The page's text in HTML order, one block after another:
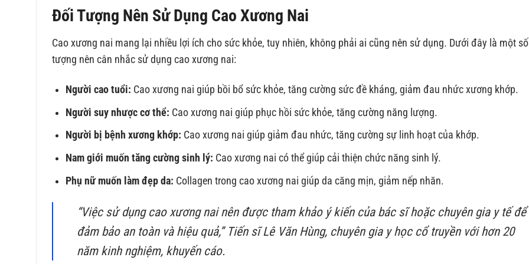
Đối Tượng Nên Sử Dụng Cao Xương Nai
Cao xương nai mang lại nhiều lợi ích cho sức khỏe, tuy nhiên, không phải ai cũng nên sử dụng. Dưới đây là một
tượng nên cân nhắc sử dụng cao xương nai:
Người cao tuổi: Cao xương nai giúp bồi bổ sức khỏe, tăng cường sức đề kháng, giảm đau nhức xương khớp.
Người suy nhược cơ thể: Cao xương nai giúp phục hồi sức khỏe, tăng cường năng lượng.
Người bị bệnh xương khớp: Cao xương nai giúp giảm đau nhức, tăng cường sự linh hoạt của khớp.
Nam giới muốn tăng cường sinh lý: Cao xương nai có thể giúp cải thiện chức năng sinh lý.
Phụ nữ muốn làm đẹp da: Collagen trong cao xương nai giúp da căng mịn, giảm nếp nhăn.
“Việc sử dụng cao xương nai nên được tham khảo ý kiến của bác sĩ hoặc chuyên gia y tế để
đảm bảo an toàn và hiệu quả,” Tiến sĩ Lê Văn Hùng, chuyên gia y học cổ truyền với hơn 20
năm kinh nghiệm, khuyến cáo.